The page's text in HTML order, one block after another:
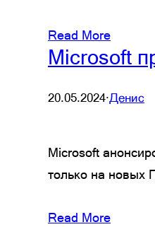
Read More
Microsoft
20.05.2024·Денис
Microsoft
только на новых
Read More